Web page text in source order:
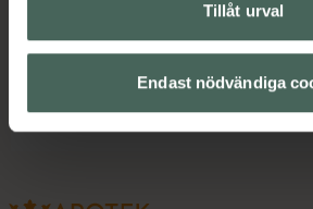
Tillåt urval
Endast nödvändiga
Mun- och tandvård hos barn
Mun- och tandvård hos barn